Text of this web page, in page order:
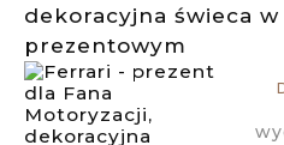
dekoracyjna świeca w
prezentowym